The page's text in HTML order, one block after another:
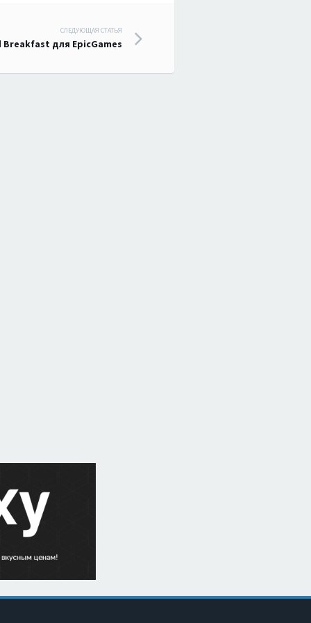
СЛЕДУЮЩАЯ СТАТЬЯ
Breakfast для EpicGames